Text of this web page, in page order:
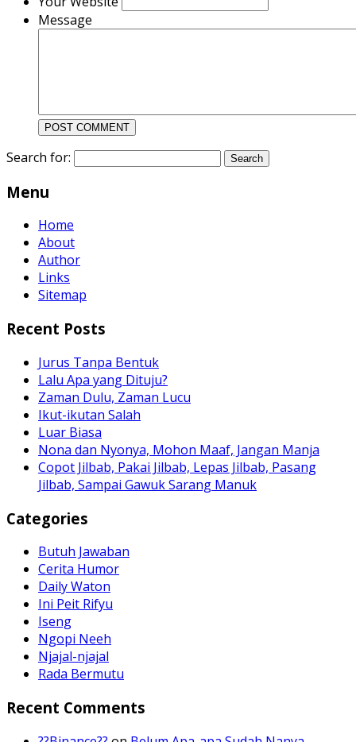
Message
Search for:
Menu
Home
About
Author
Links
Sitemap
Recent Posts
Jurus Tanpa Bentuk
Lalu Apa yang Dituju?
Zaman Dulu, Zaman Lucu
Ikut-ikutan Salah
Luar Biasa
Nona dan Nyonya, Mohon Maaf, Jangan Manja
Copot Jilbab, Pakai Jilbab, Lepas Jilbab, Pasang
Jilbab, Sampai Gawuk Sarang Manuk
Categories
Butuh Jawaban
Cerita Humor
Daily Waton
Ini Peit Rifyu
Iseng
Ngopi Neeh
Njajal-njajal
Rada Bermutu
Recent Comments